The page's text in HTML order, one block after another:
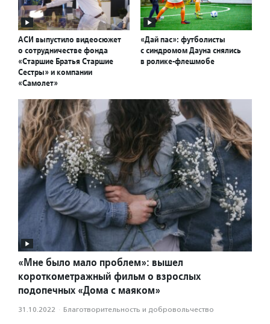
АСИ выпустило видеосюжет
о сотрудничестве фонда
«Старшие Братья Старшие
Сестры» и компании
«Самолет»
«Дай пас»: футболисты
с синдромом Дауна снялись
в ролике-флешмобе
«Мне было мало проблем»: вышел
короткометражный фильм о взрослых
подопечных «Дома с маяком»
31.10.2022 · Благотвори­тель­ность и доброволь­чест­во